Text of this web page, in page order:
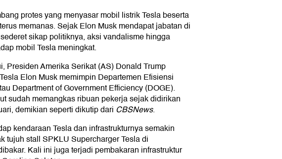
protes yang menyasar mobil listrik Tesla beserta
memanas. Sejak Elon Musk mendapat jabatan di
sikap politiknya, aksi vandalisme hingga
mobil Tesla meningkat.
Presiden Amerika Serikat (AS) Donald Trump
Elon Musk memimpin Departemen Efisiensi
Department of Government Efficiency (DOGE).
sudah memangkas ribuan pekerja sejak didirikan
demikian seperti dikutip dari CBSNews.
kendaraan Tesla dan infrastrukturnya semakin
tujuh stall SPKLU Supercharger Tesla di
Kali ini juga terjadi pembakaran infrastruktur